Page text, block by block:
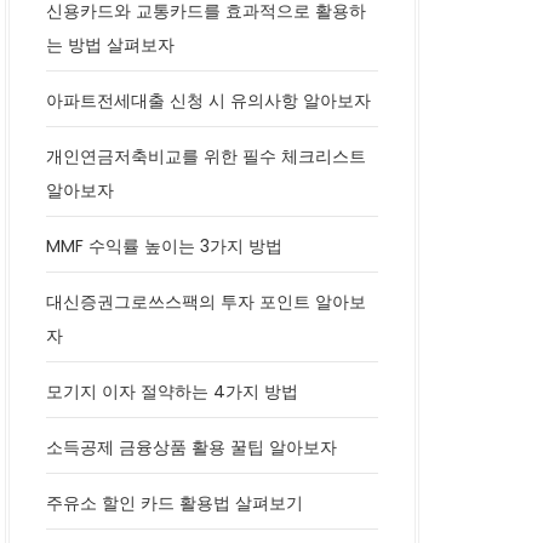
신용카드와 교통카드를 효과적으로 활용하
는 방법 살펴보자
아파트전세대출 신청 시 유의사항 알아보자
개인연금저축비교를 위한 필수 체크리스트
알아보자
MMF 수익률 높이는 3가지 방법
대신증권그로쓰스팩의 투자 포인트 알아보
자
모기지 이자 절약하는 4가지 방법
소득공제 금융상품 활용 꿀팁 알아보자
주유소 할인 카드 활용법 살펴보기